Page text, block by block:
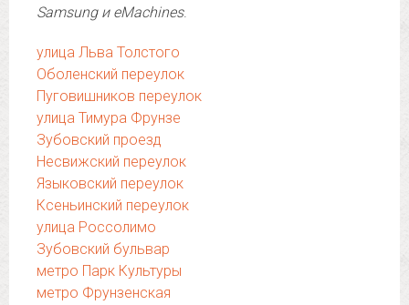
Samsung и eMachines.
улица Льва Толстого
Оболенский переулок
Пуговишников переулок
улица Тимура Фрунзе
Зубовский проезд
Несвижский переулок
Языковский переулок
Ксеньинский переулок
улица Россолимо
Зубовский бульвар
метро Парк Культуры
метро Фрунзенская